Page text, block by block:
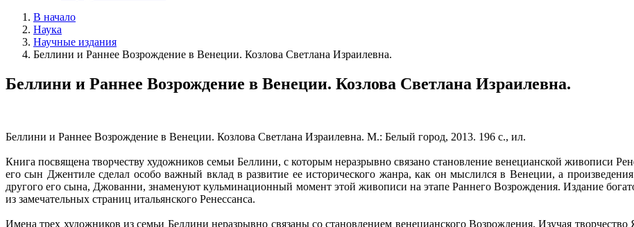
В начало
Наука
Научные издания
Беллини и Раннее Возрождение в Венеции. Козлова Светлана Израилевна.
Беллини и Раннее Возрождение в Венеции. Козлова Светлана Израилевна.
Беллини и Раннее Возрождение в Венеции. Козлова Светлана Израилевна. М.: Белый город, 2013. 196 с., ил.
Книга посвящена творчеству художников семьи Беллини, с которым неразрывно связано становление венецианской живописи
его сын Джентиле сделал особо важный вклад в развитие ее исторического жанра, как он мыслился в Венеции, а
другого его сына, Джованни, знаменуют кульминационный момент этой живописи на этапе Раннего Возрождения. Издание
из замечательных страниц итальянского Ренессанса.
Имена трех художников из семьи Беллини неразрывно связаны со становлением венецианского Возрождения. Изучая